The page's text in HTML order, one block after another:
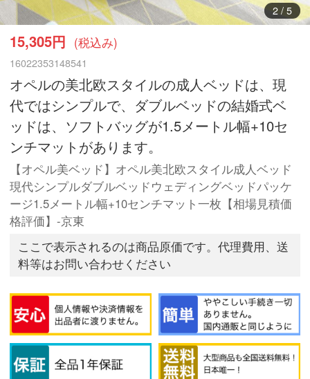
3/ 5
15,305円 (税込み)
16022353148541
オペルの美北欧スタイルの成人ベッドは、現
代ではシンプルで、ダブルベッドの結婚式ベ
ッドは、ソフトバッグが1.5メートル幅+10セ
ンチマットがあります。
【オペル美ベッド】オペル美北欧スタイル成人ベッド
現代シンプルダブルベッドウェディングベッドパッケ
ージ1.5メートル幅+10センチマット一枚【相場見積価
格評価】-京東
ここで表示されるのは商品原価です。代理費用、送
料等はお問い合わせください